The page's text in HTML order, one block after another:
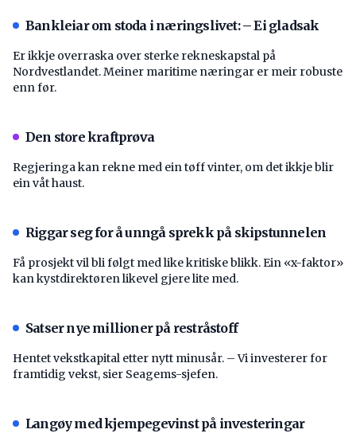
Bankleiar om stoda i næringslivet: – Ei gladsak
Er ikkje overraska over sterke rekneskapstal på
Nordvestlandet. Meiner maritime næringar er meir robuste
enn før.
Den store kraftprøva
Regjeringa kan rekne med ein tøff vinter, om det ikkje blir
ein våt haust.
Riggar seg for å unngå sprekk på skipstunnelen
Få prosjekt vil bli følgt med like kritiske blikk. Ein «x-faktor»
kan kystdirektøren likevel gjere lite med.
Satser nye millioner på restråstoff
Hentet vekstkapital etter nytt minusår. – Vi investerer for
framtidig vekst, sier Seagems-sjefen.
Langøy med kjempegevinst på investeringar